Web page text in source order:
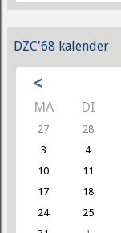
DZC'68 kalender
<
MA DI
27 28
3
4
10
11
17
18
24
25